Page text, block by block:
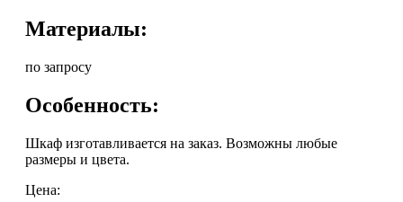
Материалы:
по запросу
Особенность:
Шкаф изготавливается на заказ. Возможны любые
размеры и цвета.
Цена: